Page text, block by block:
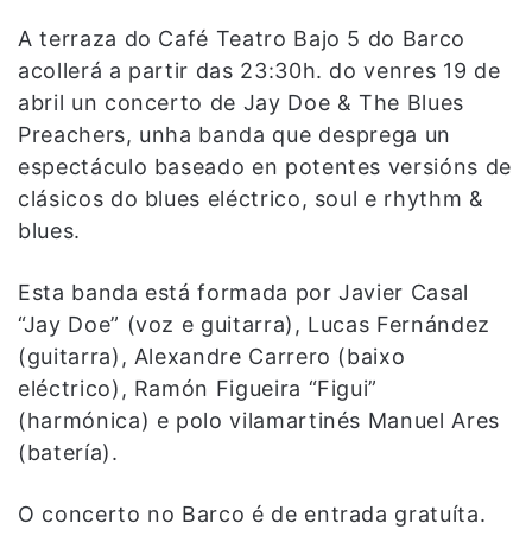
A terraza do Café Teatro Bajo 5 do Barco
acollerá a partir das 23:30h. do venres 19 de
abril un concerto de Jay Doe & The Blues
Preachers, unha banda que desprega un
espectáculo baseado en potentes versións de
clásicos do blues eléctrico, soul e rhythm &
blues.
Esta banda está formada por Javier Casal
“Jay Doe” (voz e guitarra), Lucas Fernández
(guitarra), Alexandre Carrero (baixo
eléctrico), Ramón Figueira “Figui”
(harmónica) e polo vilamartinés Manuel Ares
(batería).
O concerto no Barco é de entrada gratuíta.